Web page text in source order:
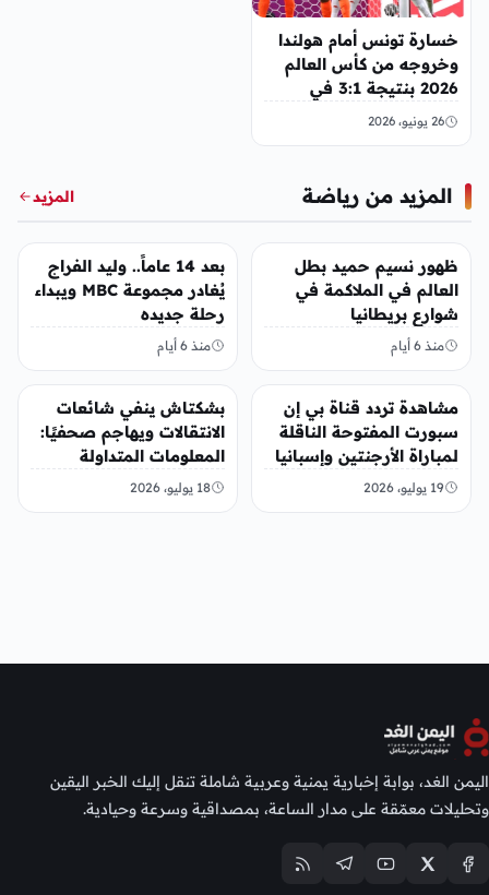
خسارة تونس أمام هولندا
وخروجه من كأس العالم
2026 بنتيجة 3:1 في
مباراة حزينة
26 يونيو، 2026
المزيد من رياضة المزيد
رياضة
ظهور نسيم حميد بطل
العالم في الملاكمة في
شوارع بريطانيا
منذ 6 أيام
رياضة
بعد 14 عاماً.. وليد الفراج
يُغادر مجموعة MBC ويبداء
رحلة جديده
منذ 6 أيام
رياضة
مشاهدة تردد قناة بي إن
سبورت المفتوحة الناقلة
لمباراة الأرجنتين وإسبانيا
في نهائي كأس العالم
19 يوليو، 2026
رياضة
بشكتاش ينفي شائعات
الانتقالات ويهاجم صحفيًا:
المعلومات المتداولة
“مختلقة”
18 يوليو، 2026
اليمن الغد، بوابة إخبارية يمنية وعربية شاملة تنقل إليك الخبر اليقين
وتحليلات معمّقة على مدار الساعة، بمصداقية وسرعة وحيادية.